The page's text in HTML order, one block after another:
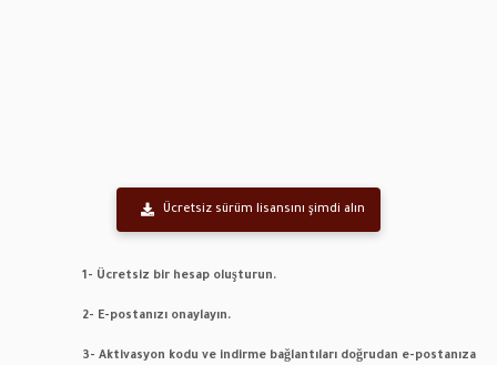
Ücretsiz sürüm lisansını şimdi alın
1- Ücretsiz bir hesap oluşturun.
2- E-postanızı onaylayın.
3- Aktivasyon kodu ve indirme bağlantıları doğrudan e-postanıza